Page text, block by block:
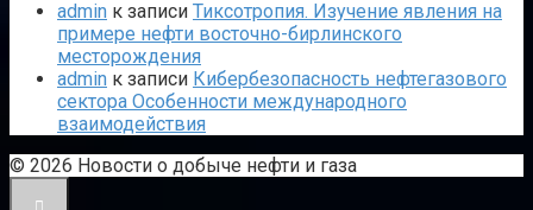
admin к записи Тиксотропия. Изучение явления на
примере нефти восточно-бирлинского
месторождения
admin к записи Кибербезопасность нефтегазового
сектора Особенности международного
взаимодействия
© 2026 Новости о добыче нефти и газа